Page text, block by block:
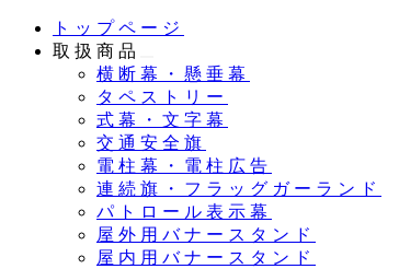
トップページ
取扱商品
横断幕・懸垂幕
タペストリー
式幕・文字幕
交通安全旗
電柱幕・電柱広告
連続旗・フラッグガーランド
パトロール表示幕
屋外用バナースタンド
屋内用バナースタンド